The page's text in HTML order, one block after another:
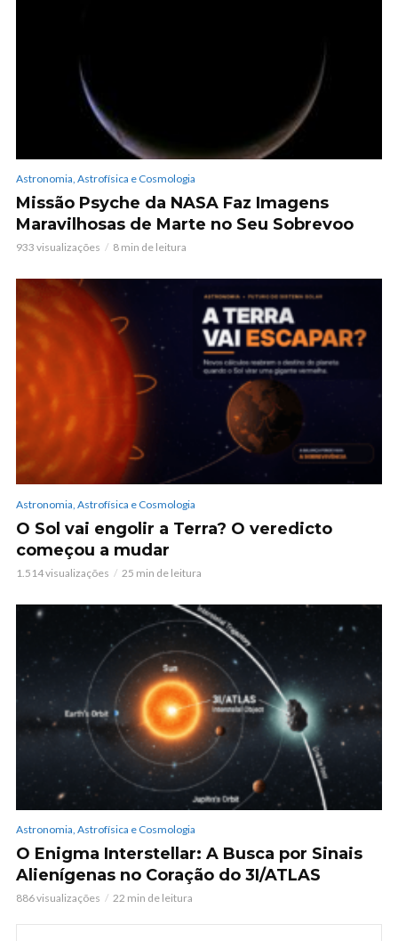
Astronomia, Astrofísica e Cosmologia
Missão Psyche da NASA Faz Imagens
Maravilhosas de Marte no Seu Sobrevoo
933 visualizações 8 min de leitura
Astronomia, Astrofísica e Cosmologia
O Sol vai engolir a Terra? O veredicto
começou a mudar
1.514 visualizações 25 min de leitura
Astronomia, Astrofísica e Cosmologia
O Enigma Interstellar: A Busca por Sinais
Alienígenas no Coração do 3I/ATLAS
886 visualizações 22 min de leitura